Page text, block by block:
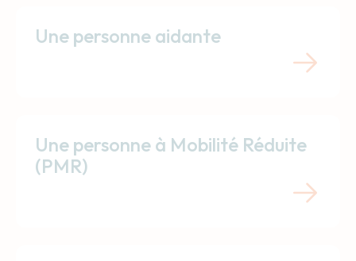
Une personne aidante
Une personne à Mobilité Réduite
(PMR)